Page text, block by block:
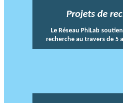
Projets de
Le Réseau PhiLab
recherche au travers de 5